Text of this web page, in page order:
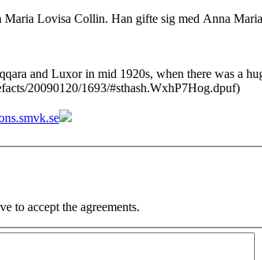
Lovisa Collin. Han gifte sig med Anna
and Luxor in mid 1920s, when there was a
20090120/1693/#sthash.WxhP7Hog.dpuf)
to accept the agreements.